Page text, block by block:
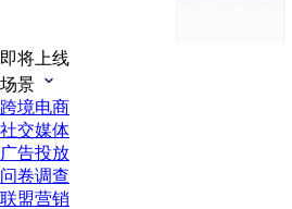
即将上线
场景
跨境电商
社交媒体
广告投放
问卷调查
联盟营销